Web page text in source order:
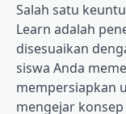
Salah satu
Learn adalah
disesuaikan
siswa Anda
mempersiapkan
mengejar